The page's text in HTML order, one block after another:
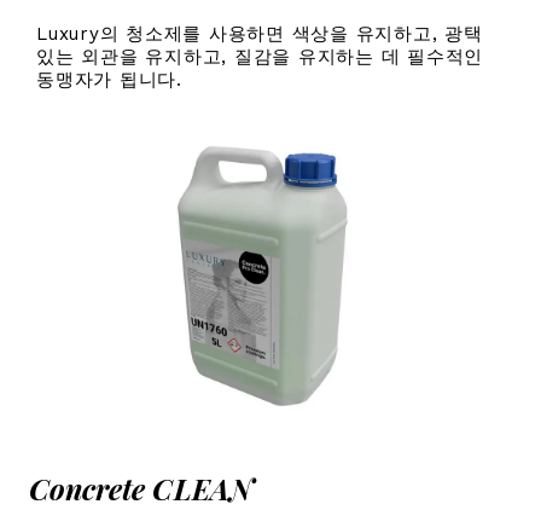
Luxury의 청소제를 사용하면 색상을 유지하고, 광택
있는 외관을 유지하고, 질감을 유지하는 데 필수적인
동맹자가 됩니다.
Concrete CLEAN